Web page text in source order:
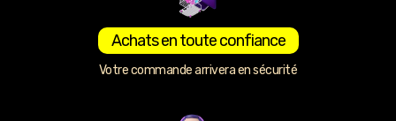
Achats en toute confiance
Votre commande arrivera en sécurité